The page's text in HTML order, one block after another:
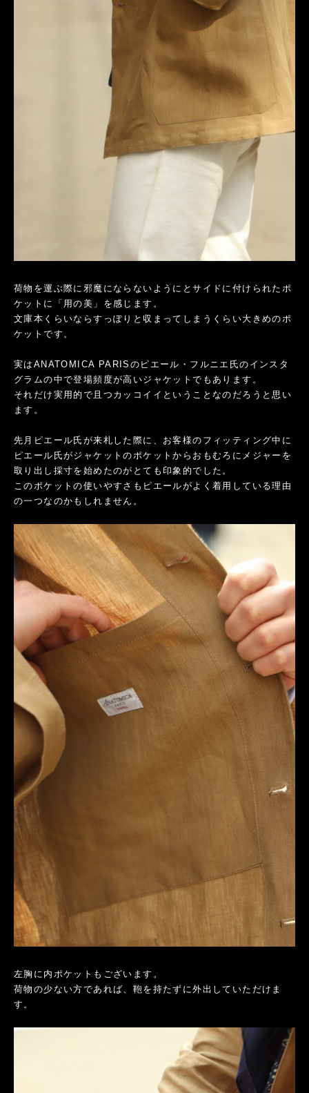
荷物を運ぶ際に邪魔にならないようにとサイドに付けられたポ
ケットに「用の美」を感じます。
文庫本くらいならすっぽりと収まってしまうくらい大きめのポ
ケットです。
実はANATOMICA PARISのピエール・フルニエ氏のインスタ
グラムの中で登場頻度が高いジャケットでもあります。
それだけ実用的で且つカッコイイということなのだろうと思い
ます。
先月ピエール氏が来札した際に、お客様のフィッティング中に
ピエール氏がジャケットのポケットからおもむろにメジャーを
取り出し採寸を始めたのがとても印象的でした。
このポケットの使いやすさもピエールがよく着用している理由
の一つなのかもしれません。
左胸に内ポケットもございます。
荷物の少ない方であれば、鞄を持たずに外出していただけま
す。